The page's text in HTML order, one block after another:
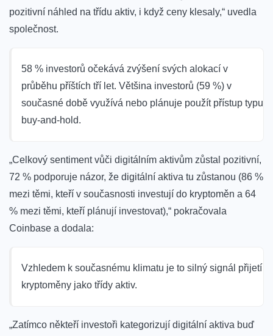
pozitivní náhled na třídu aktiv, i když ceny klesaly,“ uvedla
společnost.
58 % investorů očekává zvýšení svých alokací v
průběhu příštích tří let. Většina investorů (59 %) v
současné době využívá nebo plánuje použít přístup typu
buy-and-hold.
„Celkový sentiment vůči digitálním aktivům zůstal pozitivní,
72 % podporuje názor, že digitální aktiva tu zůstanou (86 %
mezi těmi, kteří v současnosti investují do kryptoměn a 64
% mezi těmi, kteří plánují investovat),“ pokračovala
Coinbase a dodala:
Vzhledem k současnému klimatu je to silný signál přijetí
kryptoměny jako třídy aktiv.
„Zatímco někteří investoři kategorizují digitální aktiva buď